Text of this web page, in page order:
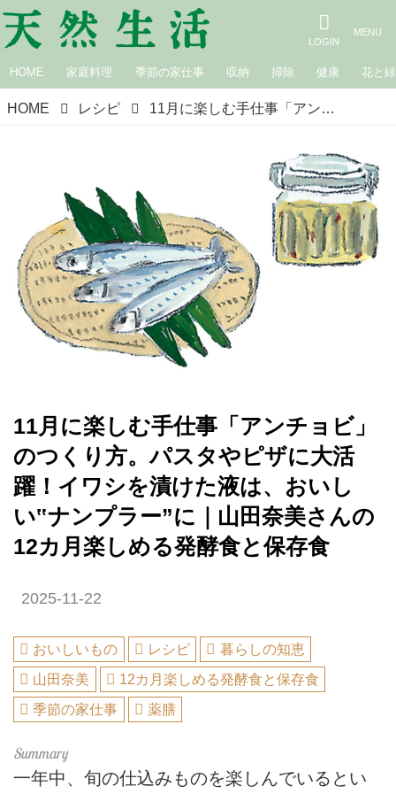
HOME 家庭料理 季節の家仕事 収納 掃除 健康 花と緑
HOME レシピ 11月に楽しむ手仕事「アンチョビ」のつくり方。パスタやピザに大活躍！イワシを漬けた液は、おいしい‟ナンプラー”に｜山田奈美さんの12カ月楽しめる発酵食と保存食
11月に楽しむ手仕事「アンチョビ」
のつくり方。パスタやピザに大活
躍！イワシを漬けた液は、おいし
い‟ナンプラー”に｜山田奈美さんの
12カ月楽しめる発酵食と保存食
2025-11-22
おいしいもの レシピ
暮らしの知恵
山田奈美
12カ月楽しめる発酵食と保存食
季節の家仕事
薬膳
一年中、旬の仕込みものを楽しんでいるとい